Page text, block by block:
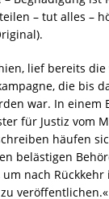
– tut alles –
lief bereits
die bis
war. In einem
für Justiz vom
häufen
belästigen
nach